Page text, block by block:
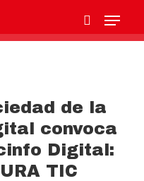
de la
convoca
Digital:
TIC